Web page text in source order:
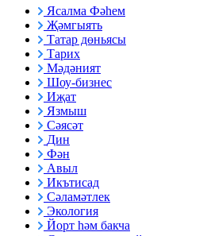
Ясалма Фәһем
Җәмгыять
Татар дөньясы
Тарих
Мәдәният
Шоу-бизнес
Иҗат
Язмыш
Сәясәт
Дин
Фән
Авыл
Икътисад
Сәламәтлек
Экология
Йорт һәм бакча